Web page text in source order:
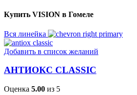
Купить VISION в Гомеле
Вся линейка
Добавить в список желаний
АНТИОКС CLASSIC
Оценка 5.00 из 5